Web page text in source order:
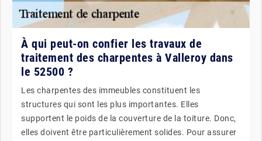
À qui peut-on confier les travaux de
traitement des charpentes à Valleroy dans
le 52500 ?
Les charpentes des immeubles constituent les
structures qui sont les plus importantes. Elles
supportent le poids de la couverture de la toiture. Donc,
elles doivent être particulièrement solides. Pour assurer